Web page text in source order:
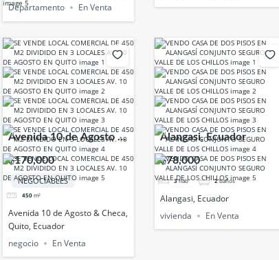
Departamento
En Venta
Avenida 10 de Agosto &
Checa, Quito, Ecuador
$170,000
NEGOCIABLES
450 m²
Avenida 10 de Agosto & Checa,
Quito, Ecuador
negocio
En Venta
Alangasi, Ecuador
$78,000
3 hab 2 baños
Alangasi, Ecuador
vivienda
En Venta